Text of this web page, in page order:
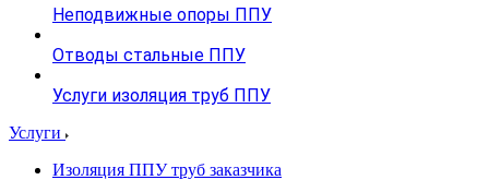
Неподвижные опоры ППУ
Отводы стальные ППУ
Услуги изоляция труб ППУ
Услуги
Изоляция ППУ труб заказчика